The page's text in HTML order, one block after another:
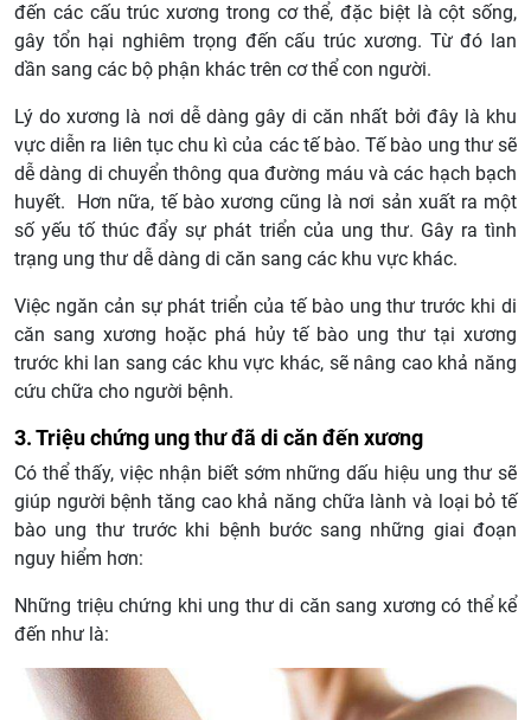
đến các cấu trúc xương trong cơ thể, đặc biệt là cột sống,
gây tổn hại nghiêm trọng đến cấu trúc xương. Từ đó lan
dần sang các bộ phận khác trên cơ thể con người.
Lý do xương là nơi dễ dàng gây di căn nhất bởi đây là khu
vực diễn ra liên tục chu kì của các tế bào. Tế bào ung thư sẽ
dễ dàng di chuyển thông qua đường máu và các hạch bạch
huyết. Hơn nữa, tế bào xương cũng là nơi sản xuất ra một
số yếu tố thúc đẩy sự phát triển của ung thư. Gây ra tình
trạng ung thư dễ dàng di căn sang các khu vực khác.
Việc ngăn cản sự phát triển của tế bào ung thư trước khi di
căn sang xương hoặc phá hủy tế bào ung thư tại xương
trước khi lan sang các khu vực khác, sẽ nâng cao khả năng
cứu chữa cho người bệnh.
3. Triệu chứng ung thư đã di căn đến xương
Có thể thấy, việc nhận biết sớm những dấu hiệu ung thư sẽ
giúp người bệnh tăng cao khả năng chữa lành và loại bỏ tế
bào ung thư trước khi bệnh bước sang những giai đoạn
nguy hiểm hơn:
Những triệu chứng khi ung thư di căn sang xương có thể kể
đến như là: